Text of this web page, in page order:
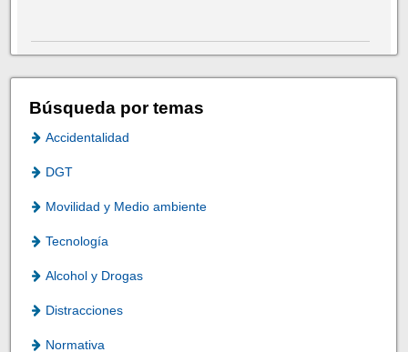
Búsqueda por temas
Accidentalidad
DGT
Movilidad y Medio ambiente
Tecnología
Alcohol y Drogas
Distracciones
Normativa